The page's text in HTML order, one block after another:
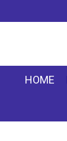
direct
hoofdinhoud
HOME